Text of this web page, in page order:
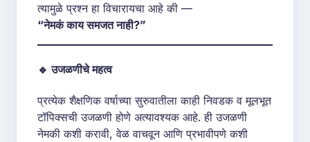
त्यामुळे प्रश्न हा विचारायचा आहे की —
“नेमकं काय समजत नाही?”
🔹 उजळणीचे महत्व
प्रत्येक शैक्षणिक वर्षाच्या सुरुवातीला काही निवडक व मूलभूत
टॉपिक्सची उजळणी होणे अत्यावश्यक आहे. ही उजळणी
नेमकी कशी करावी, वेळ वाचवून आणि प्रभावीपणे कशी